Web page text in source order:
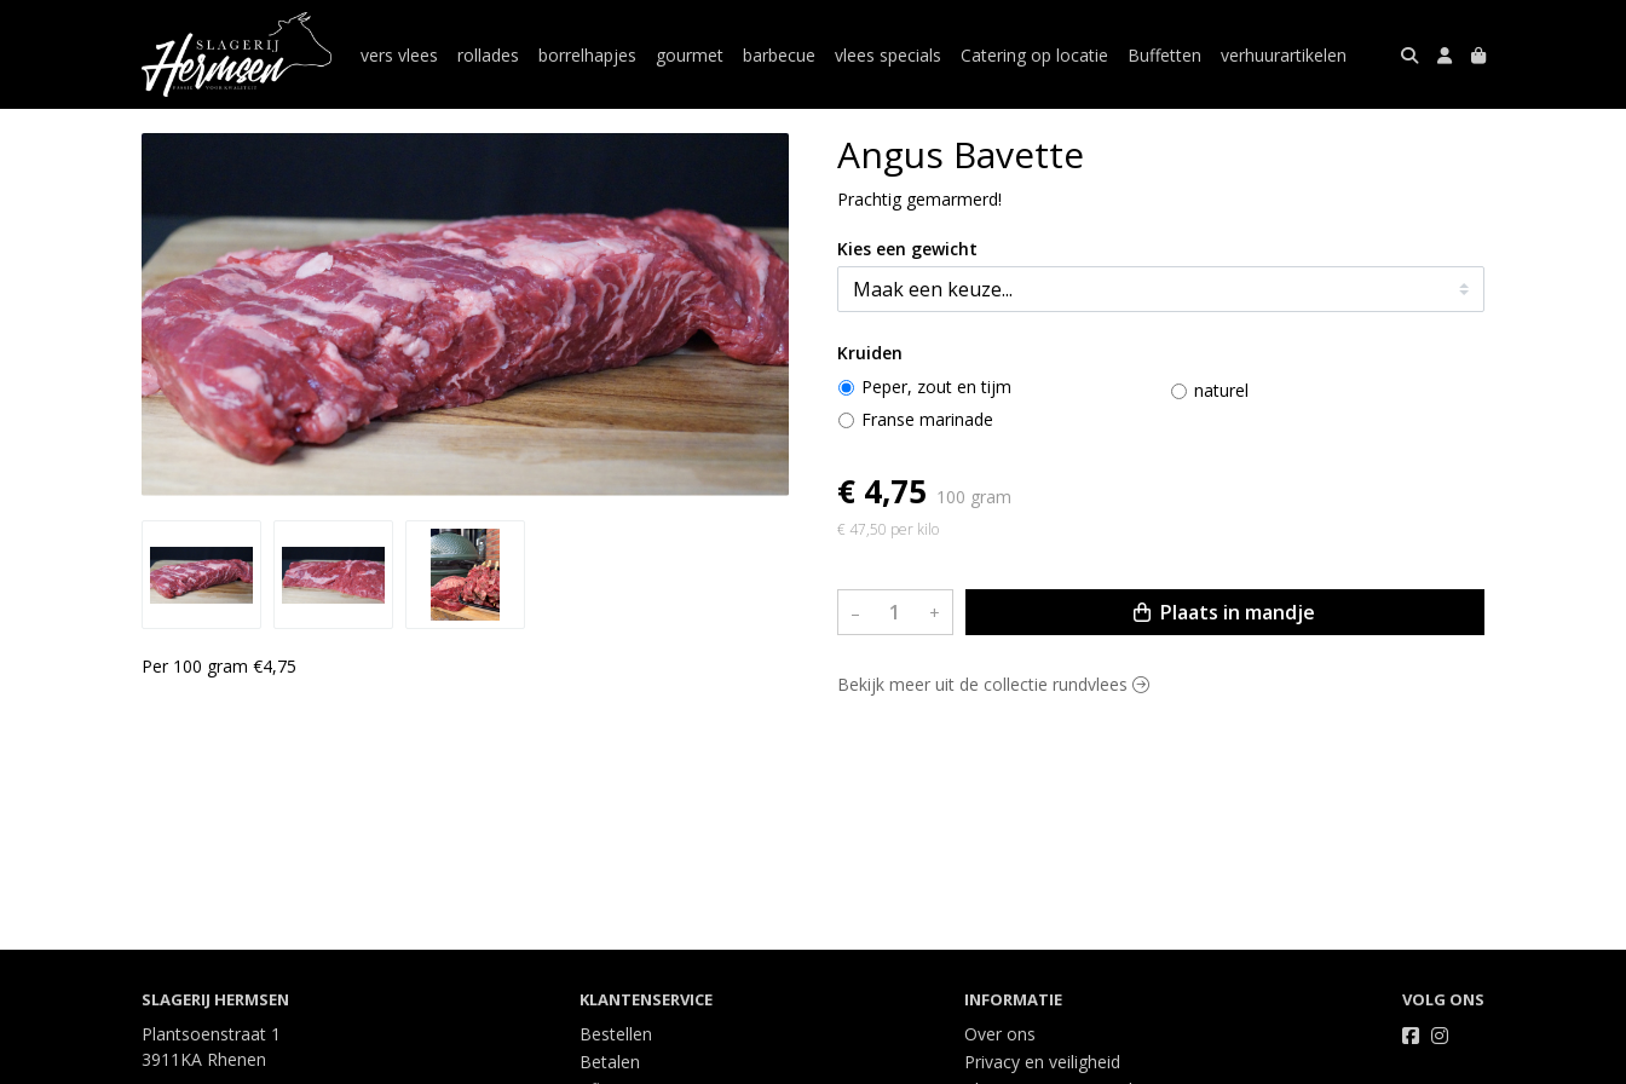
vers vlees rollades borrelhapjes gourmet barbecue vlees specials Catering op locatie Buffetten verhuurartikelen
Per 100 gram €4,75
Angus Bavette
Prachtig gemarmerd!
Kies een gewicht
Kruiden
Peper, zout en tijm
Franse marinade
naturel
€ 4,75 100 gram
€ 47,50 per kilo
– + Plaats in mandje
Bekijk meer uit de collectie rundvlees
SLAGERIJ HERMSEN
Plantsoenstraat 1
3911KA Rhenen
KLANTENSERVICE
Bestellen
Betalen
INFORMATIE
Over ons
Privacy en veiligheid
VOLG ONS